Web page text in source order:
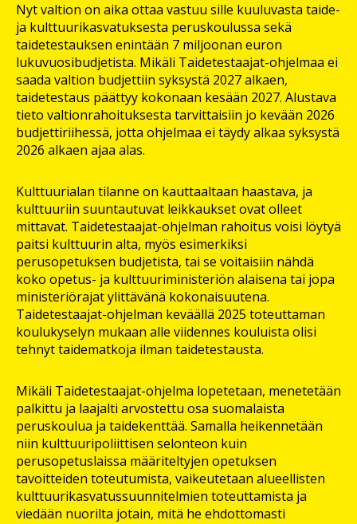
Nyt valtion on aika ottaa vastuu sille kuuluvasta taide-
ja kulttuurikasvatuksesta peruskoulussa sekä
taidetestauksen enintään 7 miljoonan euron
lukuvuosibudjetista. Mikäli Taidetestaajat-ohjelmaa ei
saada valtion budjettiin syksystä 2027 alkaen,
taidetestaus päättyy kokonaan kesään 2027. Alustava
tieto valtionrahoituksesta tarvittaisiin jo kevään 2026
budjettiriihessä, jotta ohjelmaa ei täydy alkaa syksystä
2026 alkaen ajaa alas.
Kulttuurialan tilanne on kauttaaltaan haastava, ja
kulttuuriin suuntautuvat leikkaukset ovat olleet
mittavat. Taidetestaajat-ohjelman rahoitus voisi löytyä
paitsi kulttuurin alta, myös esimerkiksi
perusopetuksen budjetista, tai se voitaisiin nähdä
koko opetus- ja kulttuuriministeriön alaisena tai jopa
ministeriörajat ylittävänä kokonaisuutena.
Taidetestaajat-ohjelman keväällä 2025 toteuttaman
koulukyselyn mukaan alle viidennes kouluista olisi
tehnyt taidematkoja ilman taidetestausta.
Mikäli Taidetestaajat-ohjelma lopetetaan, menetetään
palkittu ja laajalti arvostettu osa suomalaista
peruskoulua ja taidekenttää. Samalla heikennetään
niin kulttuuripoliittisen selonteon kuin
perusopetuslaissa määriteltyjen opetuksen
tavoitteiden toteutumista, vaikeutetaan alueellisten
kulttuurikasvatussuunnitelmien toteuttamista ja
viedään nuorilta jotain, mitä he ehdottomasti